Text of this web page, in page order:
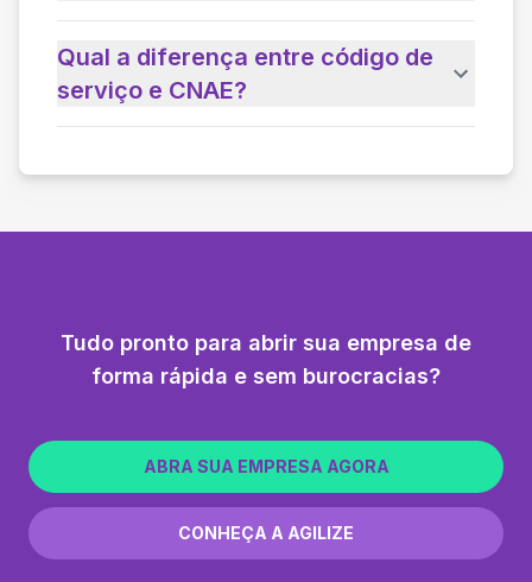
Qual a diferença entre código de
serviço e CNAE?
Tudo pronto para abrir sua empresa de
forma rápida e sem burocracias?
ABRA SUA EMPRESA AGORA
CONHEÇA A AGILIZE